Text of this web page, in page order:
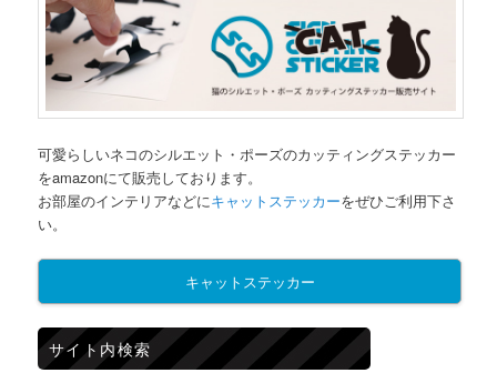
可愛らしいネコのシルエット・ポーズのカッティングステッカー
をamazonにて販売しております。
お部屋のインテリアなどにキャットステッカーをぜひご利用下さ
い。
キャットステッカー
サイト内検索